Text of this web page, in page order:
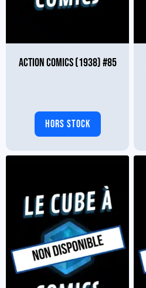
ACTION COMICS (1938) #85
HORS STOCK